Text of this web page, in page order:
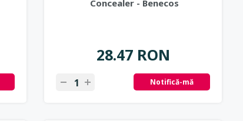
Concealer - Benecos
28.47 RON
Notifică-mă